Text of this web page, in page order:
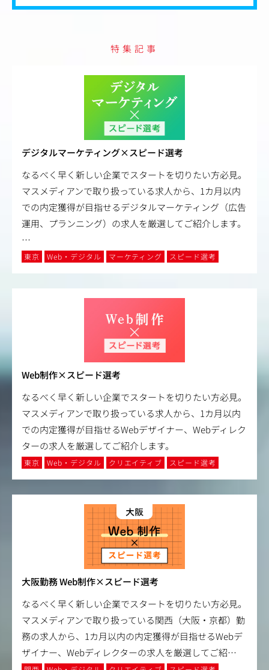
特集記事
デジタルマーケティング×スピード選考
なるべく早く新しい企業でスタートを切りたい方必見。
マスメディアンで取り扱っている求人から、1カ月以内
での内定獲得が目指せるデジタルマーケティング（広告
運用、プランニング）の求人を厳選してご紹介します。
…
東京 Web・デジタル マーケティング スピード選考
Web制作×スピード選考
なるべく早く新しい企業でスタートを切りたい方必見。
マスメディアンで取り扱っている求人から、1カ月以内
での内定獲得が目指せるWebデザイナー、Webディレク
ターの求人を厳選してご紹介します。
東京 Web・デジタル クリエイティブ スピード選考
大阪勤務 Web制作×スピード選考
なるべく早く新しい企業でスタートを切りたい方必見。
マスメディアンで取り扱っている関西（大阪・京都）勤
務の求人から、1カ月以内の内定獲得が目指せるWebデ
ザイナー、Webディレクターの求人を厳選してご紹…